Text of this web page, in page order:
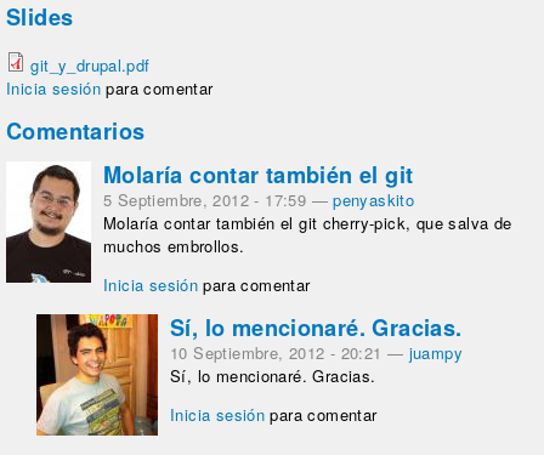
Slides
git_y_drupal.pdf
Inicia sesión para comentar
Comentarios
Molaría contar también el git
5 Septiembre, 2012 - 17:59 —penyaskito
Molaría contar también el git cherry-pick, que salva de
muchos embrollos.
Inicia sesión para comentar
Sí, lo mencionaré. Gracias.
10 Septiembre, 2012 - 20:21 — juampy
Sí, lo mencionaré. Gracias.
Inicia sesión para comentar